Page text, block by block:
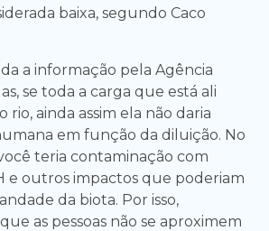
baixa, segundo Caco
a informação pela Agência
se toda a carga que está ali
rio, ainda assim ela não daria
em função da diluição. No
teria contaminação com
e outros impactos que poderiam
da biota. Por isso,
as pessoas não se aproximem